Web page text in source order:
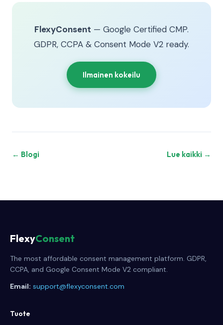
FlexyConsent — Google Certified CMP.
GDPR, CCPA & Consent Mode V2 ready.
Ilmainen kokeilu
← Blogi Lue kaikki →
FlexyConsent
The most affordable consent management platform. GDPR,
CCPA, and Google Consent Mode V2 compliant.
Email: support@flexyconsent.com
Tuote